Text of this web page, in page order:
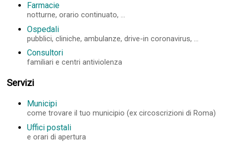
Farmacie
notturne, orario continuato, ...
Ospedali
pubblici, cliniche, ambulanze, drive-in coronavirus, ...
Consultori
familiari e centri antiviolenza
Servizi
Municipi
come trovare il tuo municipio (ex circoscrizioni di Roma)
Uffici postali
e orari di apertura